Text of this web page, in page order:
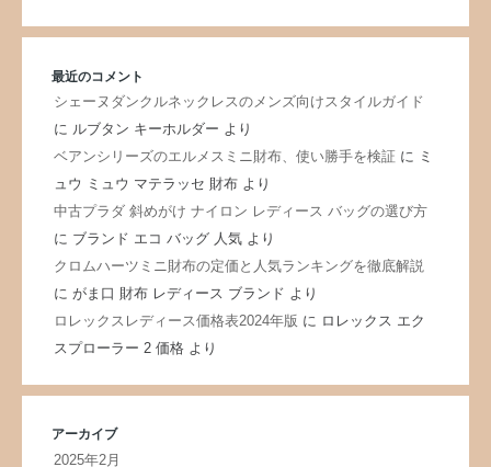
最近のコメント
シェーヌダンクルネックレスのメンズ向けスタイルガイド
に ルブタン キーホルダー より
ベアンシリーズのエルメスミニ財布、使い勝手を検証に ミ
ュウ ミュウ マテラッセ 財布より
中古プラダ 斜めがけ ナイロン レディース バッグの選び方
に ブランド エコ バッグ 人気より
クロムハーツミニ財布の定価と人気ランキングを徹底解説
に がま口 財布 レディース ブランド より
ロレックスレディース価格表2024年版 に ロレックス エク
スプローラー 2 価格より
アーカイブ
2025年2月